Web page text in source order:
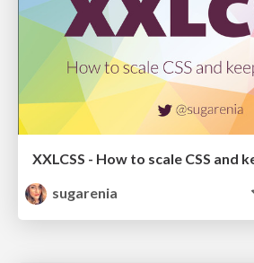
XXLCSS - How to scale CSS and
sugarenia